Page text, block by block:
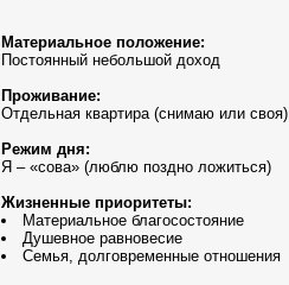
Материальное положение:
Постоянный небольшой доход
Проживание:
Отдельная квартира (снимаю или своя)
Режим дня:
Я – «сова» (люблю поздно ложиться)
Жизненные приоритеты:
Материальное благосостояние
Душевное равновесие
Семья, долговременные отношения